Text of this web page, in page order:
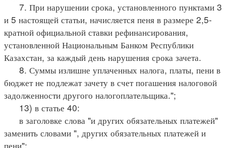
7. При нарушении срока, установленного пунктами 3
и 5 настоящей статьи, начисляется пеня в размере 2,5-
кратной официальной ставки рефинансирования,
установленной Национальным Банком Республики
Казахстан, за каждый день нарушения срока зачета.
8. Суммы излишне уплаченных налога, платы, пени в
бюджет не подлежат зачету в счет погашения налоговой
задолженности другого налогоплательщика.";
13) в статье 40:
в заголовке слова "и других обязательных платежей"
заменить словами ", других обязательных платежей и
пени";